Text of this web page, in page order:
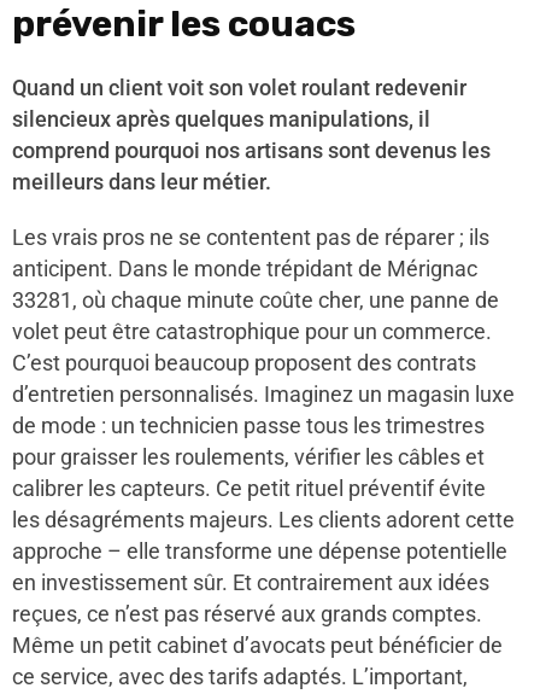
prévenir les couacs
Quand un client voit son volet roulant redevenir
silencieux après quelques manipulations, il
comprend pourquoi nos artisans sont devenus les
meilleurs dans leur métier.
Les vrais pros ne se contentent pas de réparer ; ils
anticipent. Dans le monde trépidant de Mérignac
33281, où chaque minute coûte cher, une panne de
volet peut être catastrophique pour un commerce.
C’est pourquoi beaucoup proposent des contrats
d’entretien personnalisés. Imaginez un magasin luxe
de mode : un technicien passe tous les trimestres
pour graisser les roulements, vérifier les câbles et
calibrer les capteurs. Ce petit rituel préventif évite
les désagréments majeurs. Les clients adorent cette
approche – elle transforme une dépense potentielle
en investissement sûr. Et contrairement aux idées
reçues, ce n’est pas réservé aux grands comptes.
Même un petit cabinet d’avocats peut bénéficier de
ce service, avec des tarifs adaptés. L’important,